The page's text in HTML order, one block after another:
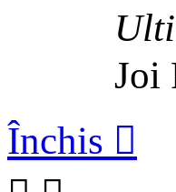
Joi
Închis